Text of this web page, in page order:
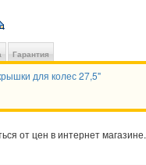
Гарантия
для колес 27,5"
от цен в интернет магазине.